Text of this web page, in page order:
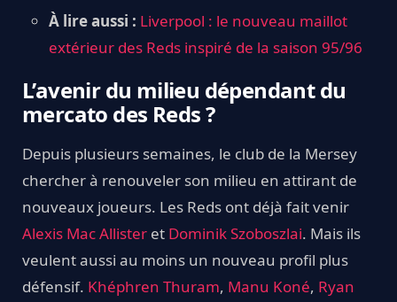
À lire aussi : Liverpool : le nouveau maillot
extérieur des Reds inspiré de la saison 95/96
L’avenir du milieu dépendant du
mercato des Reds ?
Depuis plusieurs semaines, le club de la Mersey
chercher à renouveler son milieu en attirant de
nouveaux joueurs. Les Reds ont déjà fait venir
Alexis Mac Allister et Dominik Szoboszlai. Mais ils
veulent aussi au moins un nouveau profil plus
défensif. Khéphren Thuram, Manu Koné, Ryan